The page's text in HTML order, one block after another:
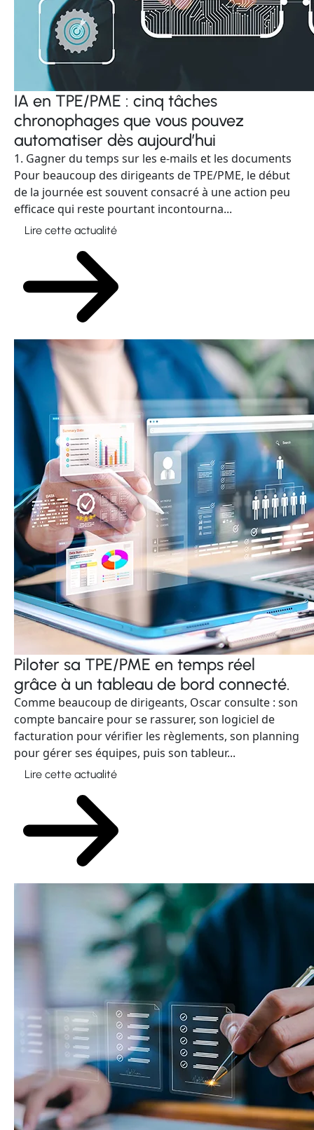
IA en TPE/PME : cinq tâches
chronophages que vous pouvez
automatiser dès aujourd’hui
1. Gagner du temps sur les e-mails et les documents
Pour beaucoup des dirigeants de TPE/PME, le début
de la journée est souvent consacré à une action peu
efficace qui reste pourtant incontourna...
Lire cette actualité
Piloter sa TPE/PME en temps réel
grâce à un tableau de bord connecté.
Comme beaucoup de dirigeants, Oscar consulte : son
compte bancaire pour se rassurer, son logiciel de
facturation pour vérifier les règlements, son planning
pour gérer ses équipes, puis son tableur...
Lire cette actualité